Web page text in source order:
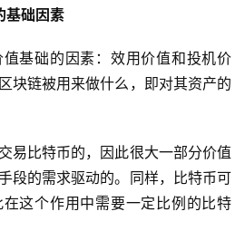
基础因素
基础的因素：效用价值和投机价
块链被用来做什么，即对其资产的
易比特币的，因此很大一部分价值
段的需求驱动的。同样，比特币可
这个作用中需要一定比例的比特